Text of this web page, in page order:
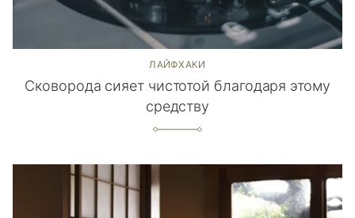
ЛАЙФХАКИ
Сковорода сияет чистотой благодаря этому
средству